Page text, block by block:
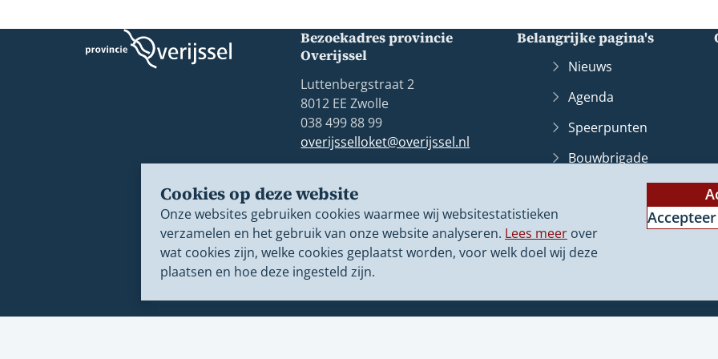
Cookies op deze website
Onze websites gebruiken cookies waarmee wij websitestatistieken
verzamelen en het gebruik van onze website analyseren. Lees meer over
wat cookies zijn, welke cookies geplaatst worden, voor welk doel wij deze
plaatsen en hoe deze ingesteld zijn.
Bezoekadres provincie
Overijssel
Luttenbergstraat 2
8012 EE Zwolle
038 499 88 99
overijsselloket@overijssel.nl
8000 GB Zwolle
Belangrijke pagina's
Nieuws
Agenda
Speerpunten
Bouwbrigade
Dashboard en
onderzoek